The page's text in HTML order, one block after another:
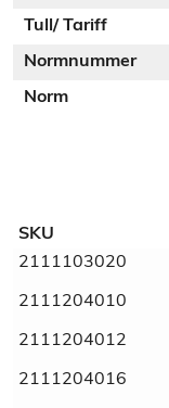
Tull/ Tariff
Normnummer
Norm
Weight
Dimensions
SKU
2111103020
2111204010
2111204012
2111204016